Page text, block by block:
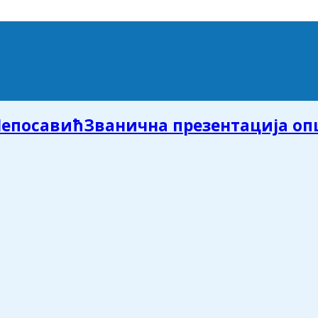
Званична презентација